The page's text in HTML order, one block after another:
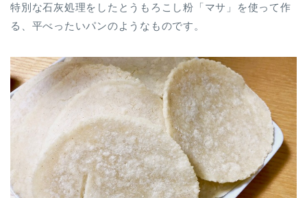
特別な石灰処理をしたとうもろこし粉「マサ」を使って作
る、平べったいパンのようなものです。